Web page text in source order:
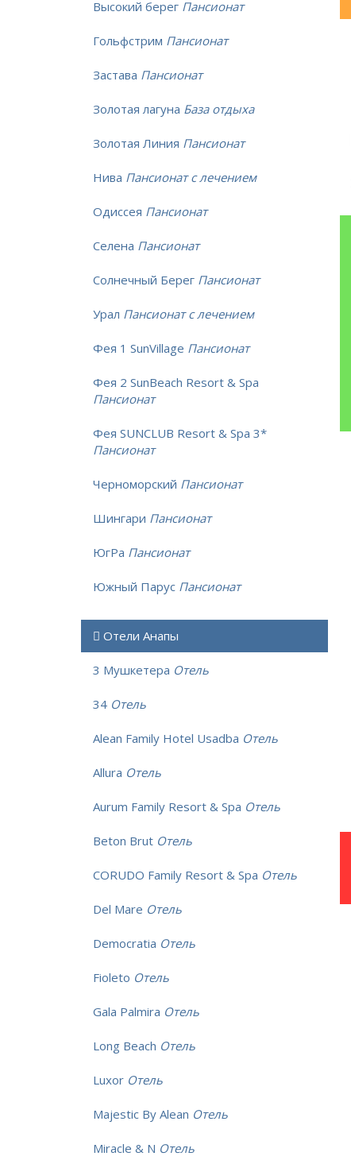
Высокий берег Пансионат
Гольфстрим Пансионат
Застава Пансионат
Золотая лагуна База отдыха
Золотая Линия Пансионат
Нива Пансионат с лечением
Одиссея Пансионат
Селена Пансионат
Солнечный Берег Пансионат
Урал Пансионат с лечением
Фея 1 SunVillage Пансионат
Фея 2 SunBeach Resort & Spa
Пансионат
Фея SUNCLUB Resort & Spa 3*
Пансионат
Черноморский Пансионат
Шингари Пансионат
ЮгРа Пансионат
Южный Парус Пансионат
Отели Анапы
3 Мушкетера Отель
34 Отель
Alean Family Hotel Usadba Отель
Allura Отель
Aurum Family Resort & Spa Отель
Beton Brut Отель
CORUDO Family Resort & Spa Отель
Del Mare Отель
Democratia Отель
Fioleto Отель
Gala Palmira Отель
Long Beach Отель
Luxor Отель
Majestic By Alean Отель
Miracle & N Отель